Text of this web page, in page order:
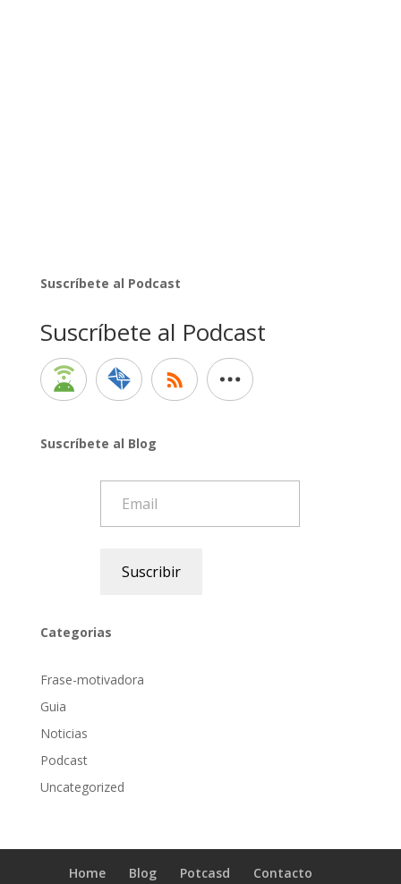
Suscríbete al Podcast
Suscríbete al Podcast
Suscríbete al Blog
Suscribir
Categorias
Frase-motivadora
Guia
Noticias
Podcast
Uncategorized
Home Blog Potcasd Contacto